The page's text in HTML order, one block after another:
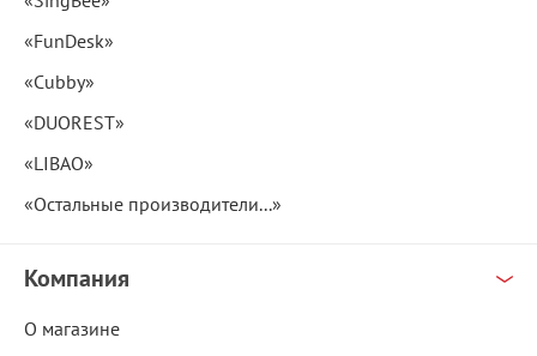
«FunDesk»
«Cubby»
«DUOREST»
«LIBAO»
«Остальные производители...»
Компания
О магазине